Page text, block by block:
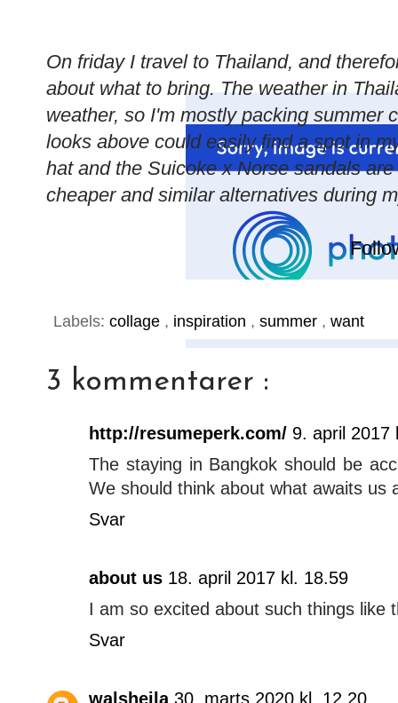
On friday I travel to Thailand, and
about what to bring. The weather in
weather, so I'm mostly packing summer
looks above could easily find a spot in
hat and the Suicoke x Norse sandals
cheaper and similar alternatives during
Labels: collage , inspiration , summer , want
3 kommentarer :
http://resumeperk.com/ 9. april 2017
The staying in Bangkok should be
We should think about what awaits us
Svar
about us 18. april 2017 kl. 18.59
I am so excited about such things like
Svar
walsheila 30. marts 2020 kl. 12.20